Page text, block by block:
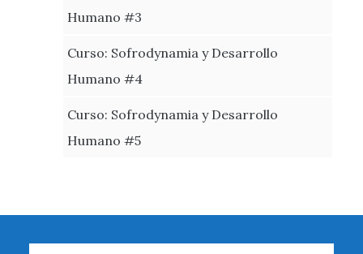
Humano #3
Curso: Sofrodynamia y Desarrollo
Humano #4
Curso: Sofrodynamia y Desarrollo
Humano #5